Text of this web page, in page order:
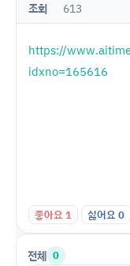
조회
613
https://
idxno=165616
좋아요1 싫어요0
전체 0